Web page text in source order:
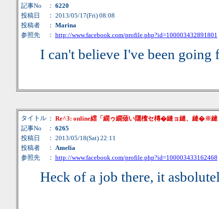
記事No
： 6220
投稿日
： 2013/05/17(Fri) 08:08
投稿者
： Marina
参照先
： http://www.facebook.com/profile.php?id=100003432891801
I can't believe I've been
タイトル ： Re^3: online繧「繝ゥ繝薙い隱櫁セ槫�縺ョ縺、縺�※
記事No
： 6265
投稿日
： 2013/05/18(Sat) 22:11
投稿者
： Amelia
参照先
： http://www.facebook.com/profile.php?id=100003433162468
Heck of a job there, it